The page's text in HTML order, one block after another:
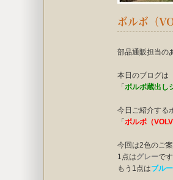
ボルボ（
部品通販担当の
本日のブログは
「ボルボ蔵出し
今日ご紹介する
「ボルボ（
今回は2色のご案
1点はグレーです
もう1点はブルー